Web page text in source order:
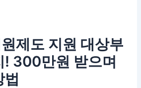
제도 지원 대상부
! 300만원 받으며